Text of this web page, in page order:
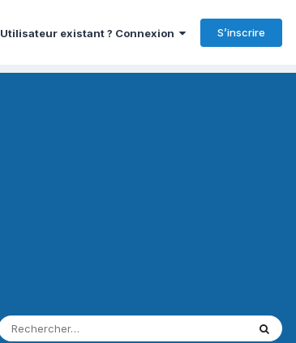
Utilisateur existant ? Connexion S’inscrire